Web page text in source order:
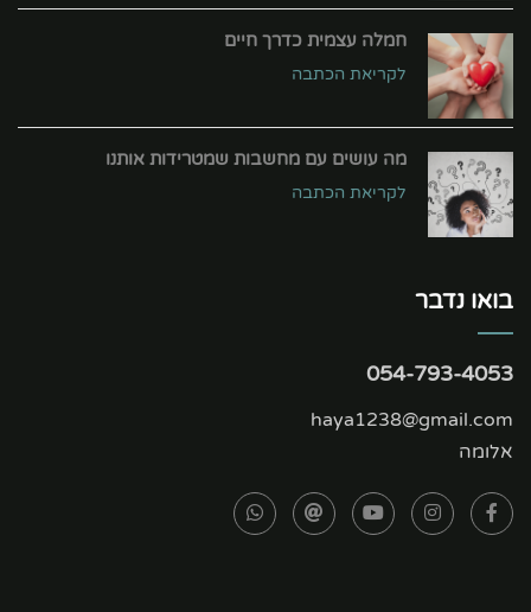
חמלה עצמית כדרך חיים
לקריאת הכתבה
מה עושים עם מחשבות שמטרידות אותנו
לקריאת הכתבה
בואו נדבר
054-793-4053
haya1238@gmail.com
אלומה